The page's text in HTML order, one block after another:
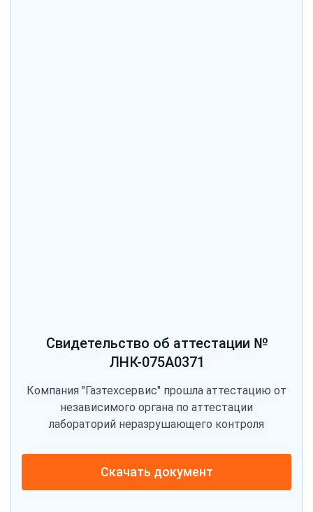
Свидетельство об аттестации №
ЛНК-075A0371
Компания "Газтехсервис" прошла аттестацию от
независимого органа по аттестации
лабораторий неразрушающего контроля
Скачать документ